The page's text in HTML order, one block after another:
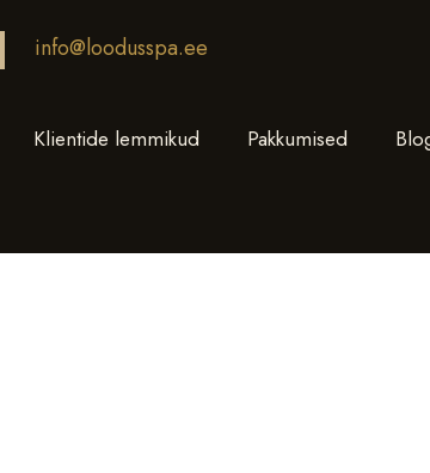
info@loodusspa.ee
Klientide lemmikud Pakkumised